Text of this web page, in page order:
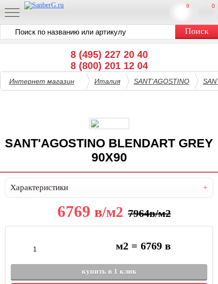
8 (495) 227 20 40
8 (800) 201 12 04
0
0
Интернет магазин Италия SANT'AGOSTINO
SANT'AGOSTINO BLENDART GREY
90X90
Характеристики
6769 в/м2 7964в/м2
м2 =6769 в
купить в 1 клик